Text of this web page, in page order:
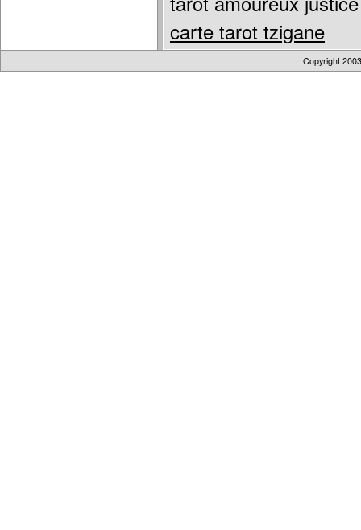
carte tarot tzigane
Copyright